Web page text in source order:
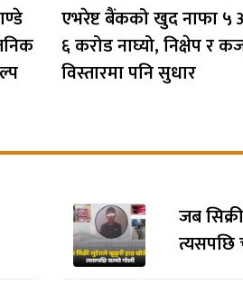
एभरेष्ट बैंकको खुद नाफा ५
६ करोड नाघ्यो, निक्षेप र
विस्तारमा पनि सुधार
जब
त्यसपछि